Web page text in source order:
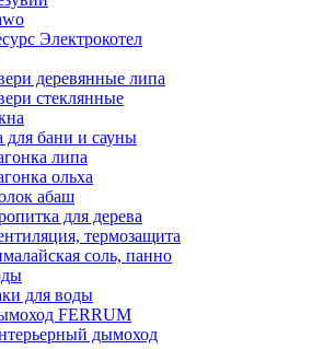
Электрокотел
деревянные липа
стеклянные
для бани и сауны
липа
ольха
абаш
для дерева
термозащита
соль, панно
для воды
FERRUM
дымоход